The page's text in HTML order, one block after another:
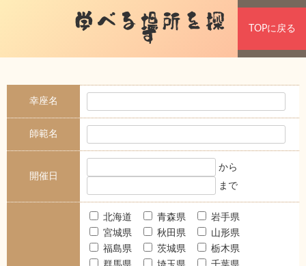
学べる場所を探
す TOPに戻る
幸座名
師範名
開催日
から
まで
北海道 青森県
岩手県
宮城県
秋田県
山形県
福島県
茨城県
栃木県